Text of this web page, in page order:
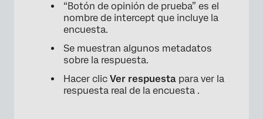
“Botón de opinión de prueba” es el
nombre de intercept que incluye la
encuesta.
Se muestran algunos metadatos
sobre la respuesta.
Hacer clic Ver respuesta para ver la
respuesta real de la encuesta .